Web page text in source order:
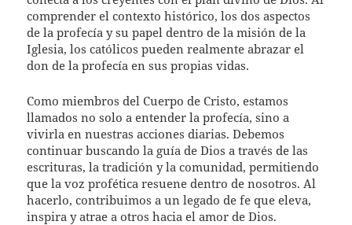
comprender el contexto histórico, los dos aspectos
de la profecía y su papel dentro de la misión de la
Iglesia, los católicos pueden realmente abrazar el
don de la profecía en sus propias vidas.
Como miembros del Cuerpo de Cristo, estamos
llamados no solo a entender la profecía, sino a
vivirla en nuestras acciones diarias. Debemos
continuar buscando la guía de Dios a través de las
escrituras, la tradición y la comunidad, permitiendo
que la voz profética resuene dentro de nosotros. Al
hacerlo, contribuimos a un legado de fe que eleva,
inspira y atrae a otros hacia el amor de Dios.